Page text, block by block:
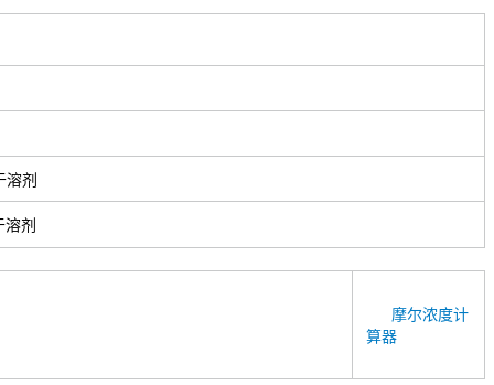
溶剂
溶剂
摩尔浓度计
算器